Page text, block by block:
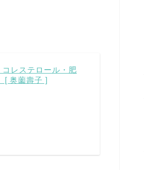
レステロール・肥
[ 奥薗壽子 ]